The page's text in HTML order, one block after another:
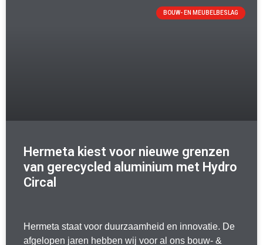
BOUW- EN MEUBELBESLAG
Hermeta kiest voor nieuwe grenzen
van gerecycled aluminium met Hydro
Circal
Hermeta staat voor duurzaamheid en innovatie. De
afgelopen jaren hebben wij voor al ons bouw- &